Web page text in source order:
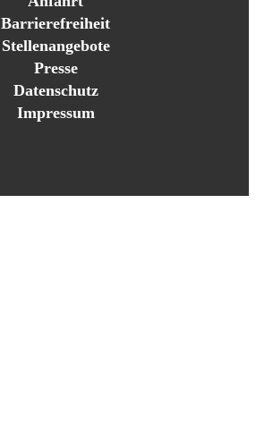
Barrierefreiheit
Stellenangebote
Presse
Datenschutz
Impressum